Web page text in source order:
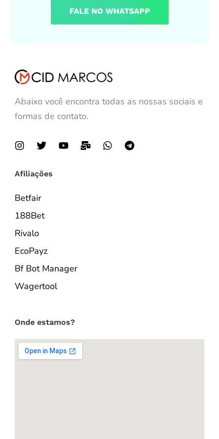
FALE NO WHATSAPP
Abaixo você encontra todas as nossas sociais e
formas de contato.
Afiliações
Betfair
188Bet
Rivalo
EcoPayz
Bf Bot Manager
Wagertool
Onde estamos?